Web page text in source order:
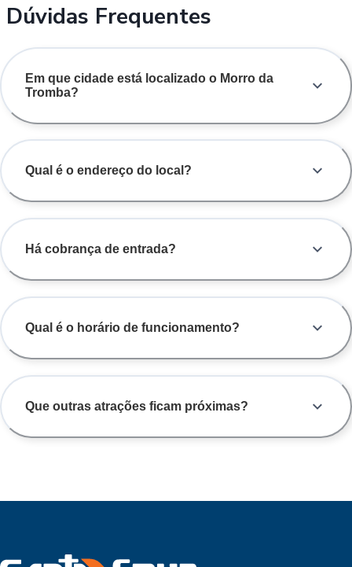
Dúvidas Frequentes
Em que cidade está localizado o Morro da
Tromba?
Qual é o endereço do local?
Há cobrança de entrada?
Qual é o horário de funcionamento?
Que outras atrações ficam próximas?